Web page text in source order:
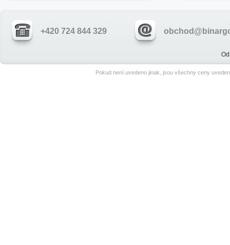
+420 724 844 329
Pokud není uvedeno jinak, jsou všechny ceny